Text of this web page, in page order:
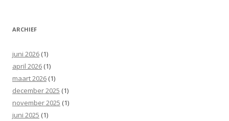
ARCHIEF
juni 2026 (1)
april 2026 (1)
maart 2026 (1)
december 2025 (1)
november 2025 (1)
juni 2025 (1)